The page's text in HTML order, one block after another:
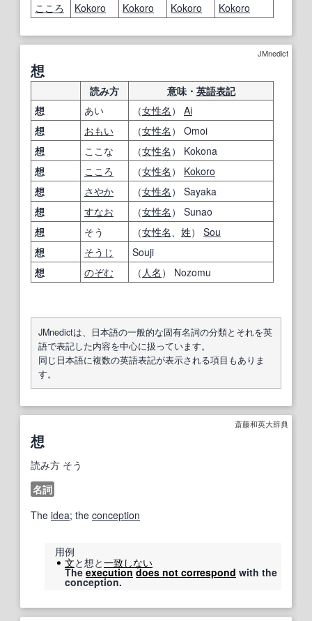
こころ
Kokoro Kokoro Kokoro Kokoro
JMnedict
想
読み方 意味・ 英語表記
想
あい （女性名 ） Ai
想
おもい （女性名 ） Omoi
想
ここな （女性名 ） Kokona
想
こころ （女性名 ） Kokoro
想
さやか （女性名 ） Sayaka
想
すなお （女性名 ） Sunao
想
そう （女性名、 姓） Sou
想
そうじ
Souji
想
のぞむ （ 人名 ） Nozomu
JMnedictは、日本語の一般的な固有名詞の分類とそれを英
語で表記した内容を中心に扱っています。
同じ日本語に複数の英語表記が表示される項目もありま
す。
斎藤和英大辞典
想
読み方 そう
名詞
The idea; the conception
用例
文と想と一致しない
Theexecution does not correspond with the
conception.